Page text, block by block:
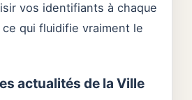
vos identifiants à chaque
ce qui fluidifie vraiment le
actualités de la Ville